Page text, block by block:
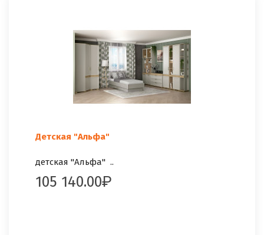
Детская "Альфа"
детская "Альфа" ..
105 140.00